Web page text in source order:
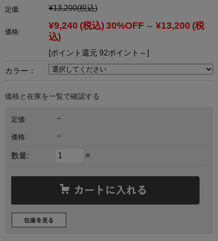
定価: ¥13,200(税込)
価格:
¥9,240 (税込)30%OFF ～ ¥13,200 (税
込)
[ポイント還元 92ポイント～]
カラー：
価格と在庫を一覧で確認する
定価: －
価格: －
数量: 個